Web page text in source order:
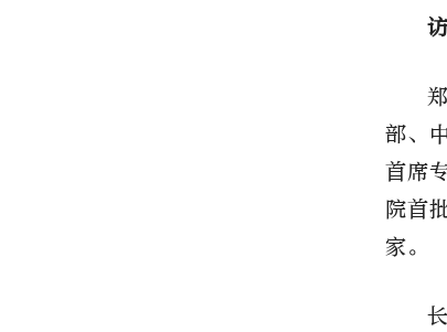
部、
首席
院首
家。